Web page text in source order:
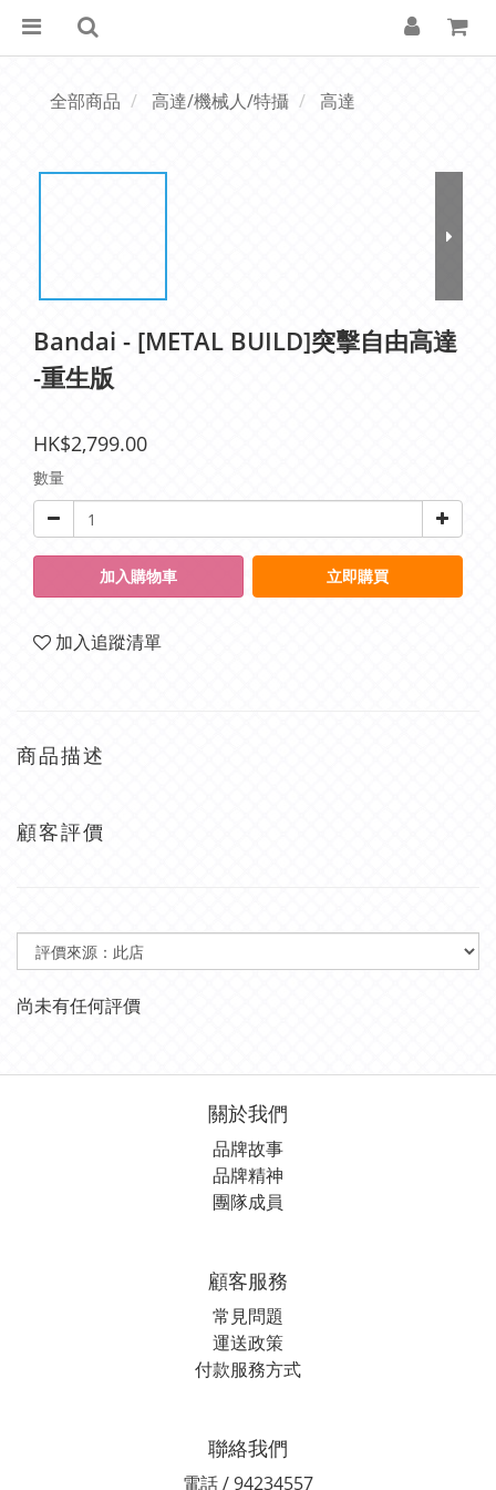
全部商品 高達/機械人/特攝 高達
Bandai - [METAL BUILD]突擊自由高達
-重生版
HK$2,799.00
數量
加入購物車 立即購買
加入追蹤清單
商品描述
顧客評價
尚未有任何評價
關於我們
品牌故事
品牌精神
團隊成員
顧客服務
常見問題
運送政策
付款服務方式
聯絡我們
電話 / 94234557